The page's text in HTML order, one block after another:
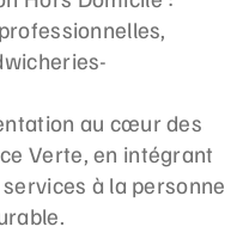
au cœur des
Verte, en intégrant
à la personne